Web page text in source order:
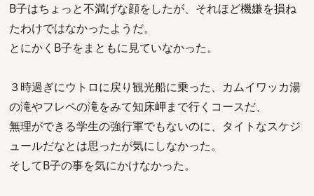
B子はちょっと不満げな顔をしたが、それほど機嫌を損ね
たわけではなかったようだ。
とにかくB子をまともに見ていなかった。
３時過ぎにウトロに戻り観光船に乗った、カムイワッカ湯
の滝やフレペの滝をみて知床岬まで行くコースだ、
無理ができる学生の強行軍でもないのに、タイトなスケジ
ュールだなとは思ったが気にしなかった。
そしてB子の事を気にかけなかった。